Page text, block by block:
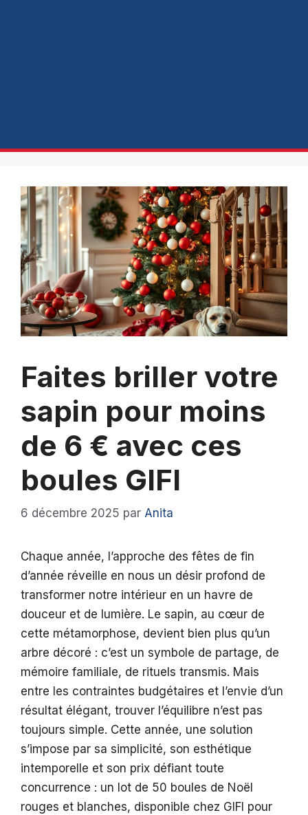
Faites briller votre
sapin pour moins
de 6 € avec ces
boules GIFI
6 décembre 2025 par Anita
Chaque année, l’approche des fêtes de fin
d’année réveille en nous un désir profond de
transformer notre intérieur en un havre de
douceur et de lumière. Le sapin, au cœur de
cette métamorphose, devient bien plus qu’un
arbre décoré : c’est un symbole de partage, de
mémoire familiale, de rituels transmis. Mais
entre les contraintes budgétaires et l’envie d’un
résultat élégant, trouver l’équilibre n’est pas
toujours simple. Cette année, une solution
s’impose par sa simplicité, son esthétique
intemporelle et son prix défiant toute
concurrence : un lot de 50 boules de Noël
rouges et blanches, disponible chez GIFI pour